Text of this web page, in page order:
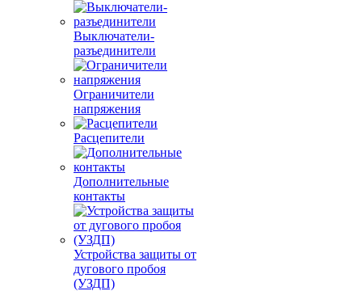
Выключатели-
разъединители
Ограничители
напряжения
Расцепители
Дополнительные
контакты
Устройства защиты от
дугового пробоя
(УЗДП)